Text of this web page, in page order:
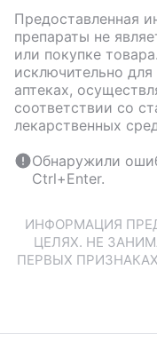
Предоставленная
препараты не
или покупке
исключительно
аптеках,
соответствии со
лекарственных
Обнаружили
Ctrl+Enter.
ИНФОРМАЦИЯ
ЦЕЛЯХ. НЕ
ПЕРВЫХ